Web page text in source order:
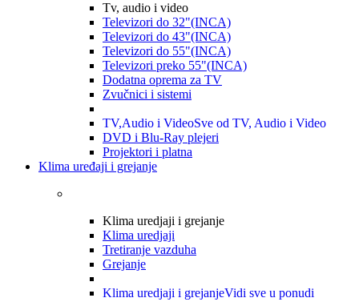
Tv, audio i video
Televizori do 32"(INCA)
Televizori do 43"(INCA)
Televizori do 55"(INCA)
Televizori preko 55"(INCA)
Dodatna oprema za TV
Zvučnici i sistemi
TV,Audio i VideoSve od TV, Audio i Video
DVD i Blu-Ray plejeri
Projektori i platna
Klima uređaji i grejanje
Klima uredjaji i grejanje
Klima uredjaji
Tretiranje vazduha
Grejanje
Klima uredjaji i grejanjeVidi sve u ponudi